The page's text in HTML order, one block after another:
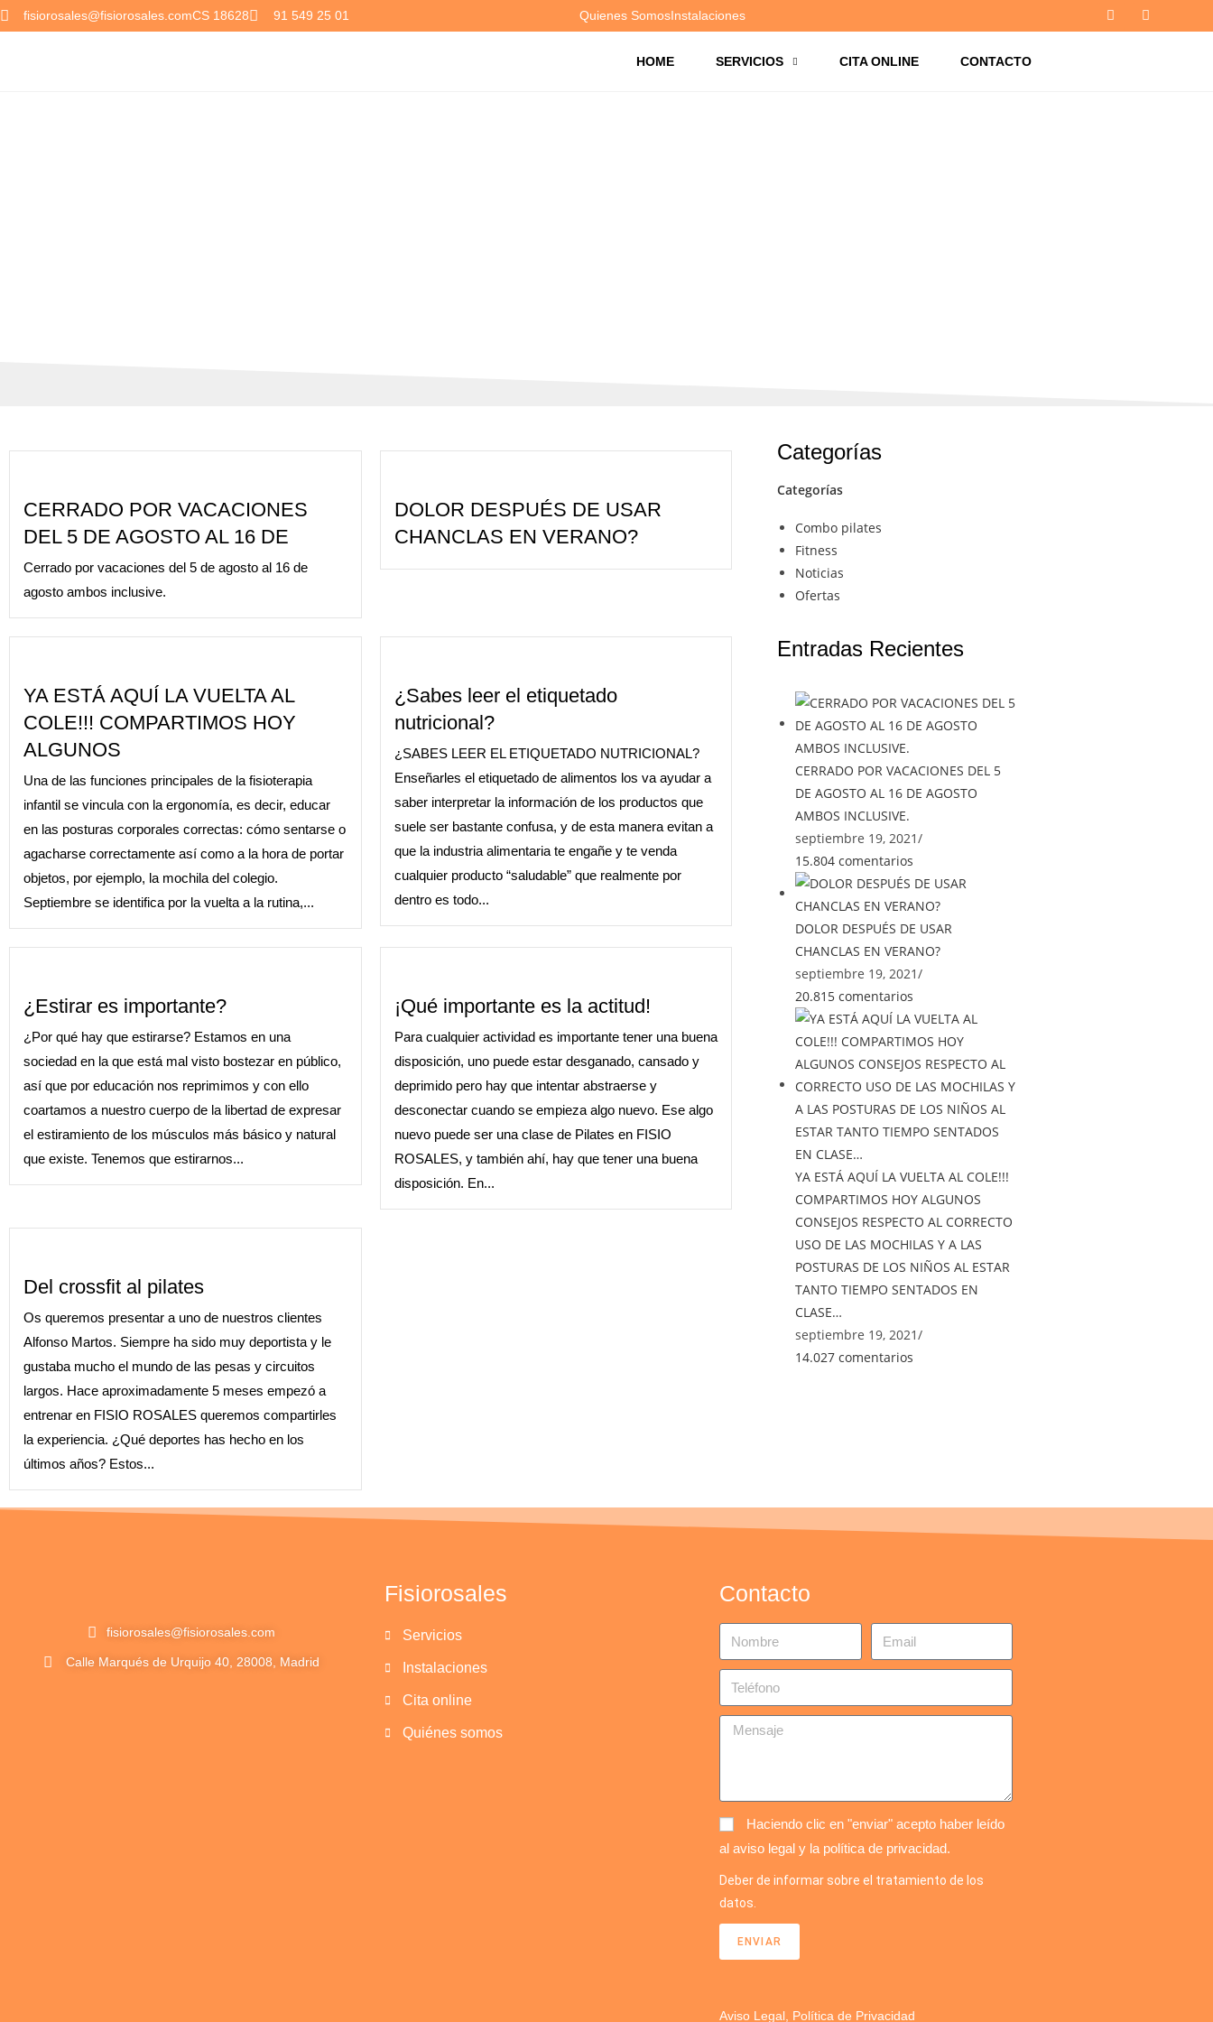
fisiorosales@fisiorosales.comCS 18628 91 549 25 01 Quienes SomosInstalaciones
HOME SERVICIOS CITA ONLINE CONTACTO
CERRADO POR VACACIONES
DEL 5 DE AGOSTO AL 16 DE
Cerrado por vacaciones del 5 de agosto al 16 de
agosto ambos inclusive.
DOLOR DESPUÉS DE USAR
CHANCLAS EN VERANO?
YA ESTÁ AQUÍ LA VUELTA AL
COLE!!! COMPARTIMOS HOY
ALGUNOS
Una de las funciones principales de la fisioterapia
infantil se vincula con la ergonomía, es decir, educar
en las posturas corporales correctas: cómo sentarse o
agacharse correctamente así como a la hora de portar
objetos, por ejemplo, la mochila del colegio.
Septiembre se identifica por la vuelta a la rutina,...
¿Sabes leer el etiquetado
nutricional?
¿SABES LEER EL ETIQUETADO NUTRICIONAL?
Enseñarles el etiquetado de alimentos los va ayudar a
saber interpretar la información de los productos que
suele ser bastante confusa, y de esta manera evitan a
que la industria alimentaria te engañe y te venda
cualquier producto “saludable” que realmente por
dentro es todo...
¿Estirar es importante?
¿Por qué hay que estirarse? Estamos en una
sociedad en la que está mal visto bostezar en público,
así que por educación nos reprimimos y con ello
coartamos a nuestro cuerpo de la libertad de expresar
el estiramiento de los músculos más básico y natural
que existe. Tenemos que estirarnos...
¡Qué importante es la actitud!
Para cualquier actividad es importante tener una buena
disposición, uno puede estar desganado, cansado y
deprimido pero hay que intentar abstraerse y
desconectar cuando se empieza algo nuevo. Ese algo
nuevo puede ser una clase de Pilates en FISIO
ROSALES, y también ahí, hay que tener una buena
disposición. En...
Del crossfit al pilates
Os queremos presentar a uno de nuestros clientes
Alfonso Martos. Siempre ha sido muy deportista y le
gustaba mucho el mundo de las pesas y circuitos
largos. Hace aproximadamente 5 meses empezó a
entrenar en FISIO ROSALES queremos compartirles
la experiencia. ¿Qué deportes has hecho en los
últimos años? Estos...
Categorías
Categorías
Combo pilates
Fitness
Noticias
Ofertas
Entradas Recientes
CERRADO POR VACACIONES DEL 5
DE AGOSTO AL 16 DE AGOSTO
AMBOS INCLUSIVE.
septiembre 19, 2021/
15.804 comentarios
DOLOR DESPUÉS DE USAR
CHANCLAS EN VERANO?
septiembre 19, 2021/
20.815 comentarios
YA ESTÁ AQUÍ LA VUELTA AL COLE!!!
COMPARTIMOS HOY ALGUNOS
CONSEJOS RESPECTO AL CORRECTO
USO DE LAS MOCHILAS Y A LAS
POSTURAS DE LOS NIÑOS AL ESTAR
TANTO TIEMPO SENTADOS EN
CLASE…
septiembre 19, 2021/
14.027 comentarios
fisiorosales@fisiorosales.com
Calle Marqués de Urquijo 40, 28008, Madrid
Fisiorosales
Servicios
Instalaciones
Cita online
Quiénes somos
Contacto
Haciendo clic en "enviar" acepto haber leído
al aviso legal y la política de privacidad.
Deber de informar sobre el tratamiento de los
datos.
ENVIAR
Aviso Legal, Política de Privacidad